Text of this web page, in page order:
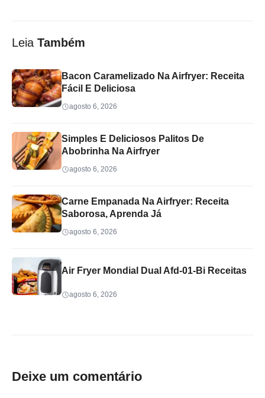
Leia Também
Bacon Caramelizado Na Airfryer: Receita
Fácil E Deliciosa
agosto 6, 2026
Simples E Deliciosos Palitos De
Abobrinha Na Airfryer
agosto 6, 2026
Carne Empanada Na Airfryer: Receita
Saborosa, Aprenda Já
agosto 6, 2026
Air Fryer Mondial Dual Afd-01-Bi Receitas
agosto 6, 2026
Deixe um comentário